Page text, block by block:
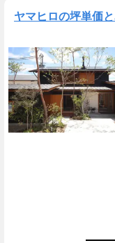
ヤマヒロの坪単価